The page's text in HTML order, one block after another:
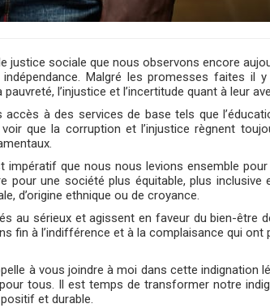
sociale que nous observons encore
Malgré les promesses faites il
l’injustice et l’incertitude quant à leur
à des services de base tels que
que la corruption et l’injustice règnent
que nous nous levions ensemble pour
une société plus équitable, plus inclusive
d’origine ethnique ou de croyance.
au sérieux et agissent en faveur du bien-être
fin à l’indifférence et à la complaisance qui ont
à vous joindre à moi dans cette indignation
tous. Il est temps de transformer notre
et durable.